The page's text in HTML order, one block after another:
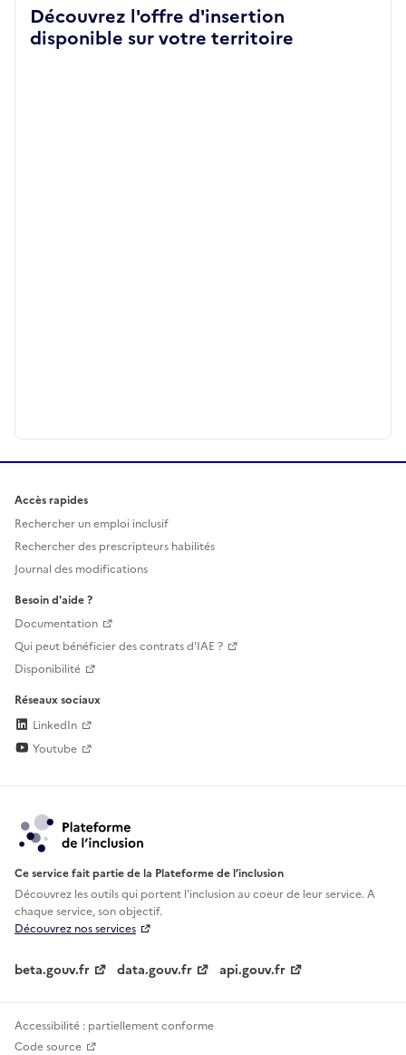
Découvrez l'offre d'insertion
disponible sur votre territoire
Accès rapides
Rechercher un emploi inclusif
Rechercher des prescripteurs habilités
Journal des modifications
Besoin d'aide ?
Documentation
Qui peut bénéficier des contrats d'IAE ?
Disponibilité
Réseaux sociaux
LinkedIn
Youtube
Ce service fait partie de la Plateforme de l’inclusion
Découvrez les outils qui portent l'inclusion aucoeur de leur service. A
chaque service, son objectif.
Découvrez nos services
beta.gouv.fr data.gouv.fr api.gouv.fr
Accessibilité : partiellement conforme
Code source